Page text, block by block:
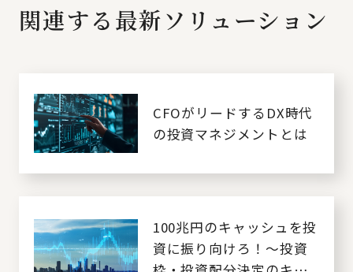
関連する最新ソリューション
CFOがリードするDX時代
の投資マネジメントとは
100兆円のキャッシュを投
資に振り向けろ！～投資